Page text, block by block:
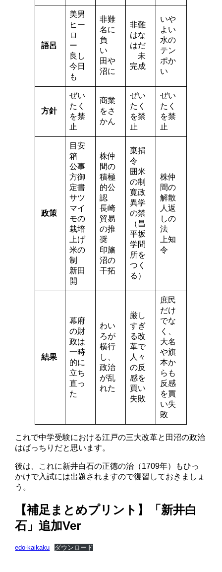
語呂
美男
ヒー
ロ
ー
良し
今日
も
非難
名に
負
い
田や
沼に
非難
はな
はだ
未
完成
いや
よい
水の
テン
ポか
い
方針
ぜい
たく
を禁
止
商業
をさ
かん
ぜい
たく
を禁
止
ぜい
たく
を禁
止
政策
目安
箱
公事
方御
定書
サツ
マイ
モの
栽培
上げ
米の
制
新田
開
株仲
間の
積極
的公
認
長崎
貿易
の推
奨
印旛
沼の
干拓
棄捐
令
囲米
の制
寛政
異学
の禁
（昌
平坂
学問
所を
つく
る）
株仲
間の
解散
人返
しの
法
上知
令
結果
幕府
の財
政は
一時
的に
立ち
直っ
た
わい
ろが
横行
し、
政治
が乱
れた
厳し
すぎ
る改
革で
人々
の反
感を
買い
失敗
庶民
だけ
でな
く、
大名
や旗
本か
らも
反感
を買
い失
敗
これで中学受験における江戸の三大改革と田沼の政治
はばっちりだと思います。
後は、これに新井白石の正徳の治（1709年）
もひっ
かけで入試には出題されますので復習しておきましょ
う。
【補足まとめプリント】「新井白
石」追加Ver
edo-kaikaku ダウンロード